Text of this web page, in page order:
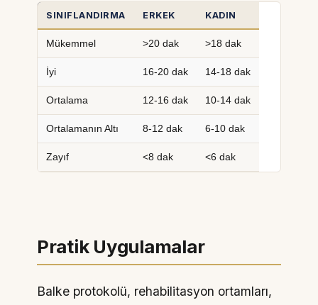
SINIFLANDIRMA ERKEK KADIN
Mükemmel >20 dak >18 dak
İyi 16-20 dak 14-18 dak
Ortalama 12-16 dak 10-14 dak
Ortalamanın Altı 8-12 dak 6-10 dak
Zayıf <8 dak <6 dak
Pratik Uygulamalar
Balke protokolü, rehabilitasyon ortamları,